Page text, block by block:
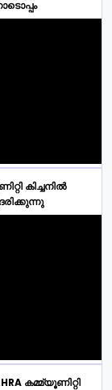
കിച്ചനിൽ
കമ്മ്യൂണിറ്റി